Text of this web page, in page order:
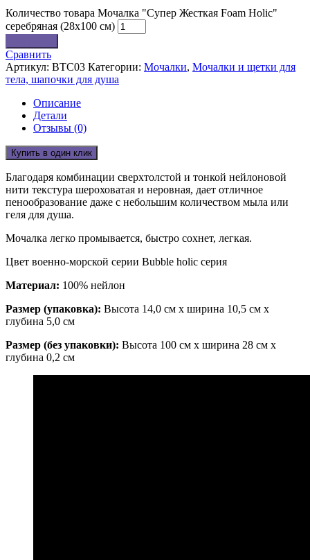
Количество товара Мочалка "Супер Жесткая Foam Holic"
серебряная (28х100 см)
Сравнить
Артикул: BTC03 Категории: Мочалки, Мочалки и щетки для
тела, шапочки для душа
Описание
Детали
Отзывы (0)
Купить в один клик
Благодаря комбинации сверхтолстой и тонкой нейлоновой
нити текстура шероховатая и неровная, дает отличное
пенообразование даже с небольшим количеством мыла или
геля для душа.
Мочалка легко промывается, быстро сохнет, легкая.
Цвет военно-морской серии Bubble holic серия
Материал: 100% нейлон
Размер (упаковка): Высота 14,0 см x ширина 10,5 см x
глубина 5,0 см
Размер (без упаковки): Высота 100 см x ширина 28 см x
глубина 0,2 см